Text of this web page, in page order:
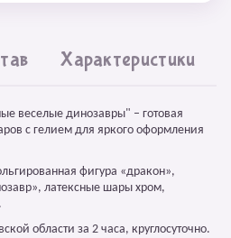
Характеристики
веселые динозавры" – готовая
с гелием для яркого оформления
фигура «дракон»,
латексные шары хром,
области за 2 часа, круглосуточно.